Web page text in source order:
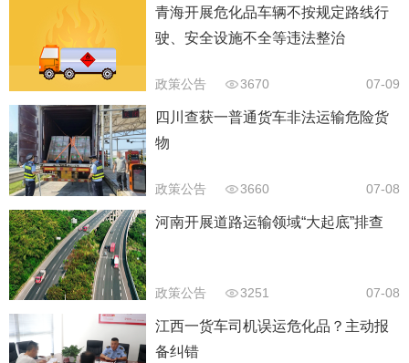
青海开展危化品车辆不按规定路线行
驶、安全设施不全等违法整治
政策公告 3670 07-09
四川查获一普通货车非法运输危险货
物
政策公告 3660 07-08
河南开展道路运输领域“大起底”排查
政策公告 3251 07-08
江西一货车司机误运危化品？主动报
备纠错